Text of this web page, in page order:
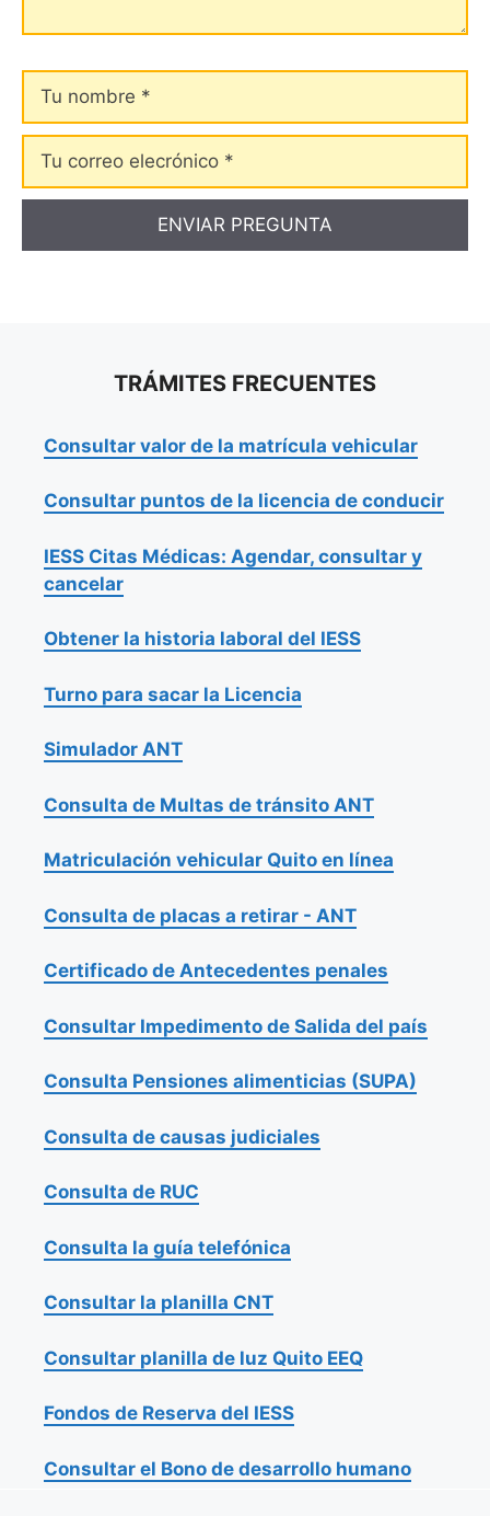
nombre
Tu
correo
elecrónico
TRÁMITES FRECUENTES
Consultar valor de la matrícula vehicular
Consultar puntos de la licencia de conducir
IESS Citas Médicas: Agendar, consultar y
cancelar
Obtener la historia laboral del IESS
Turno para sacar la Licencia
Simulador ANT
Consulta de Multas de tránsito ANT
Matriculación vehicular Quito en línea
Consulta de placas a retirar - ANT
Certificado de Antecedentes penales
Consultar Impedimento de Salida del país
Consulta Pensiones alimenticias (SUPA)
Consulta de causas judiciales
Consulta de RUC
Consulta la guía telefónica
Consultar la planilla CNT
Consultar planilla de luz Quito EEQ
Fondos de Reserva del IESS
Consultar el Bono de desarrollo humano